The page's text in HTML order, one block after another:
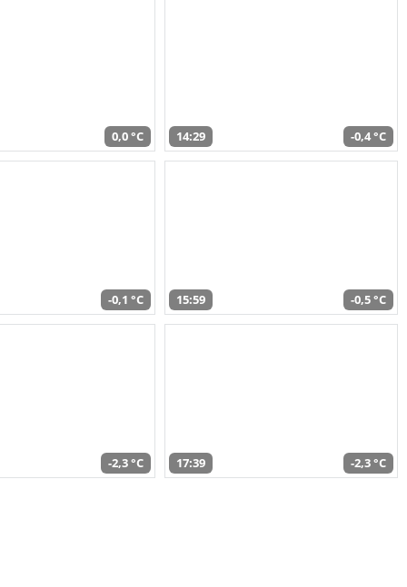
0,0 °C 14:29 -0,4 °C
-0,1 °C 15:59 -0,5 °C
-2,3 °C 17:39 -2,3 °C